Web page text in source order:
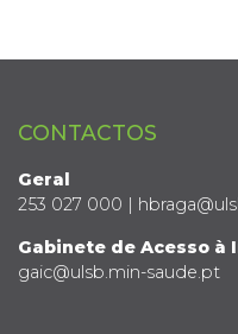
CONTACTOS
Geral
253 027 000 |
Gabinete de Acesso à
gaic@ulsb.min-saude.pt